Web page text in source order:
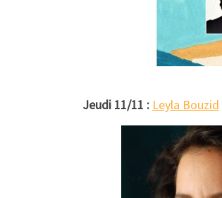
Jeudi 11/11 : Leyla Bouzid